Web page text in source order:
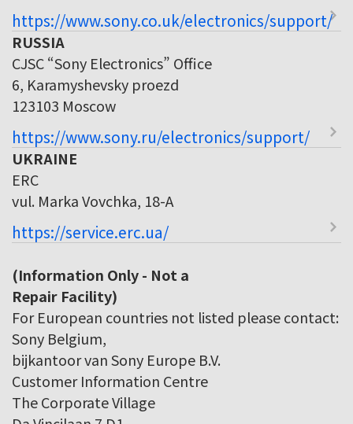
https://www.sony.co.uk/electronics/support/
RUSSIA
CJSC “Sony Electronics” Office
6, Karamyshevsky proezd
123103 Moscow
https://www.sony.ru/electronics/support/
UKRAINE
ERC
vul. Marka Vovchka, 18-A
https://service.erc.ua/
(Information Only - Not a
Repair Facility)
For European countries not listed please contact:
Sony Belgium,
bijkantoor van Sony Europe B.V.
Customer Information Centre
The Corporate Village